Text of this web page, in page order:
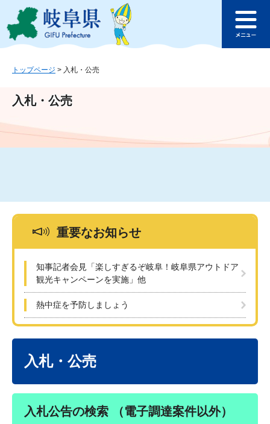
ジ
ュ
文
このページの本文へ
ュ
トップページ > 入札・公売
入札・公売
重要なお知らせ
知事記者会見「楽しすぎるぞ岐阜！岐阜県アウトドア
観光キャンペーンを実施」他
熱中症を予防しましょう
入札・公売
入札公告の検索 （電子調達案件以外）